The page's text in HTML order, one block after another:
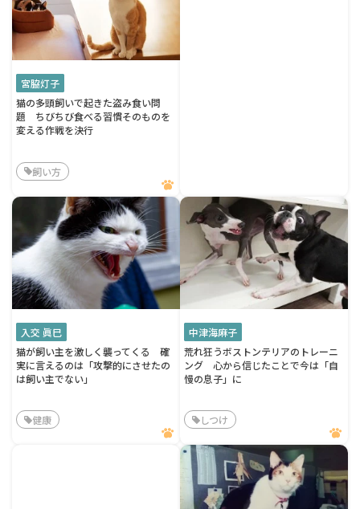
宮脇灯子
猫の多頭飼いで起きた盗み食い問
題 ちびちび食べる習慣そのものを
変える作戦を決行
飼い方
入交 眞巳
猫が飼い主を激しく襲ってくる 確
実に言えるのは「攻撃的にさせたの
は飼い主でない」
健康
中津海麻子
荒れ狂うボストンテリアのトレーニ
ング 心から信じたことで今は「自
慢の息子」に
しつけ